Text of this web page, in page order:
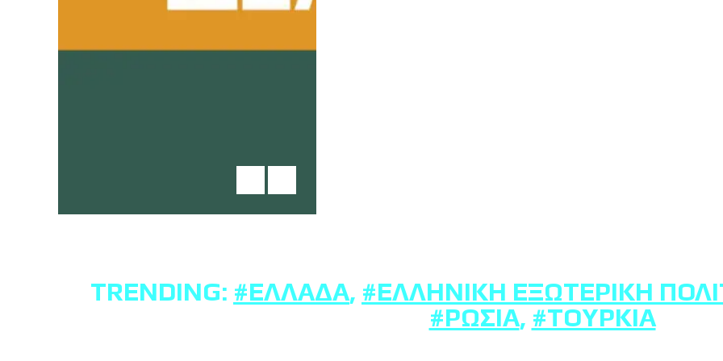
TRENDING: #ΕΛΛΆΔΑ, #ΕΛΛΗΝΙΚΉ ΕΞΩΤΕΡΙΚΉ
#ΡΩΣΊΑ, #ΤΟΥΡΚΊΑ